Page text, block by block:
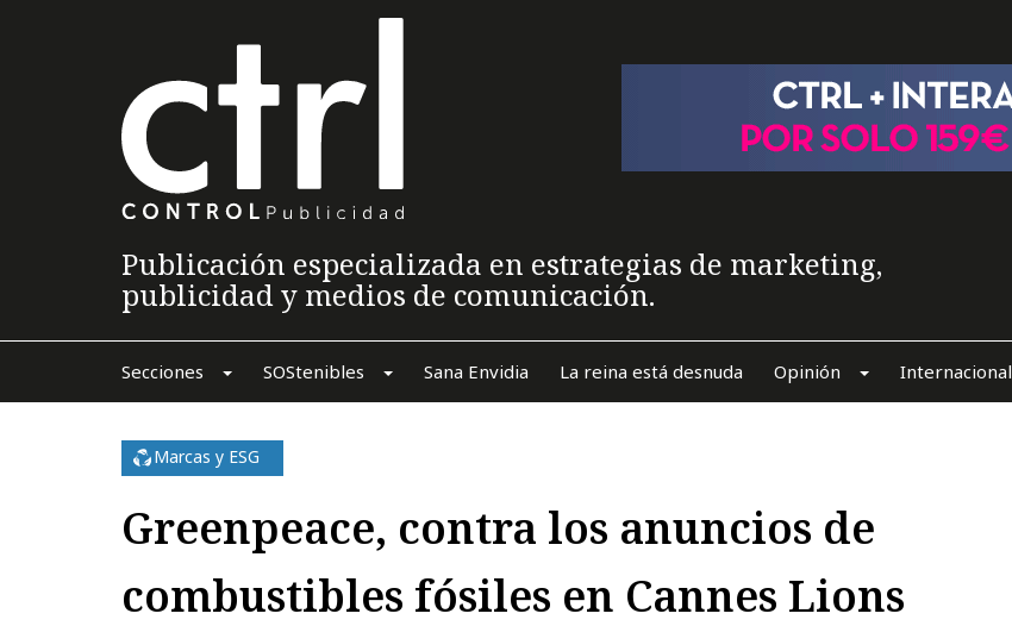
Publicación especializada en estrategias de marketing,
publicidad y medios de comunicación.
Secciones SOStenibles Sana Envidia La reina está desnuda Opinión Internacional
Marcas y ESG
Greenpeace, contra los anuncios de
combustibles fósiles en Cannes Lions